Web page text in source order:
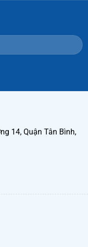
14, Quận Tân Bình,